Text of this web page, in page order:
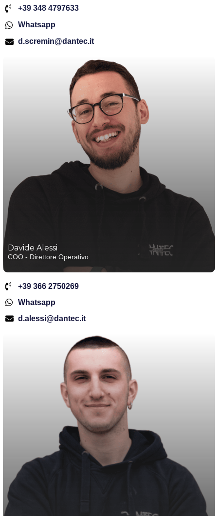
+39 348 4797633
Whatsapp
d.scremin@dantec.it
Davide Alessi
COO - Direttore Operativo
+39 366 2750269
Whatsapp
d.alessi@dantec.it